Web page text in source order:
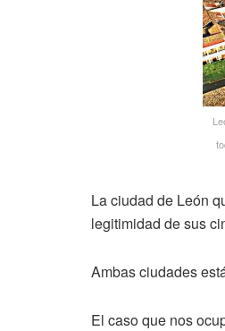
La ciudad de León
legitimidad de sus
Ambas ciudades
El caso que nos